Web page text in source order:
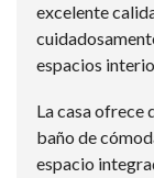
excelente
espacios
La casa ofrece
baño de
espacio